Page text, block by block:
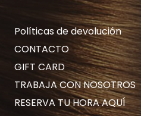
Políticas de devolución
CONTACTO
GIFT CARD
TRABAJA CON NOSOTROS
RESERVA TU HORA AQUÍ